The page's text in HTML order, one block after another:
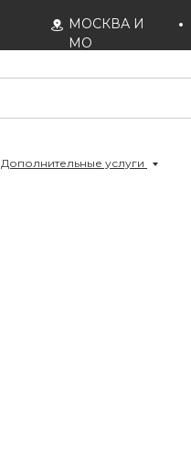
МОСКВА И
МО
Дополнительные услуги